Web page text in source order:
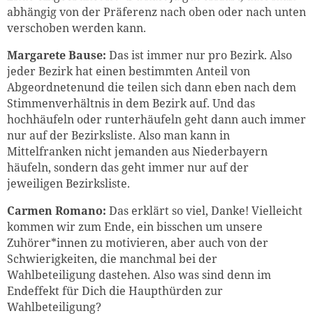
abhängig von der Präferenz nach oben oder nach unten
verschoben werden kann.
Margarete Bause: Das ist immer nur pro Bezirk. Also
jeder Bezirk hat einen bestimmten Anteil von
Abgeordnetenund die teilen sich dann eben nach dem
Stimmenverhältnis in dem Bezirk auf. Und das
hochhäufeln oder runterhäufeln geht dann auch immer
nur auf der Bezirksliste. Also man kann in
Mittelfranken nicht jemanden aus Niederbayern
häufeln, sondern das geht immer nur auf der
jeweiligen Bezirksliste.
Carmen Romano: Das erklärt so viel, Danke! Vielleicht
kommen wir zum Ende, ein bisschen um unsere
Zuhörer*innen zu motivieren, aber auch von der
Schwierigkeiten, die manchmal bei der
Wahlbeteiligung dastehen. Also was sind denn im
Endeffekt für Dich die Haupthürden zur
Wahlbeteiligung?